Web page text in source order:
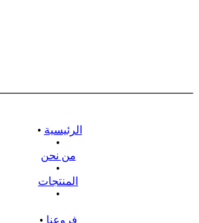
• الرئيسية
•
من نحن
•
المنتجات
•
• فروعنا